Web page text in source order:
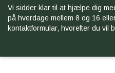
Vi sidder klar til at hjælpe dig
på hverdage mellem 8 og 16
kontaktformular, hvorefter du vil